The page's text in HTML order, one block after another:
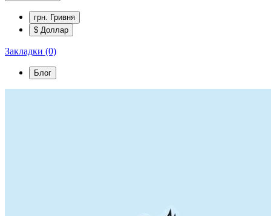
грн. Гривня
$ Доллар
Закладки (0)
Блог